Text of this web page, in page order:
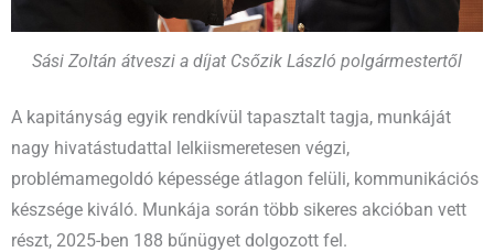
Sási Zoltán átveszi a díjat Csőzik László polgármestertől
A kapitányság egyik rendkívül tapasztalt tagja, munkáját
nagy hivatástudattal lelkiismeretesen végzi,
problémamegoldó képessége átlagon felüli, kommunikációs
készsége kiváló. Munkája során több sikeres akcióban vett
részt, 2025-ben 188 bűnügyet dolgozott fel.